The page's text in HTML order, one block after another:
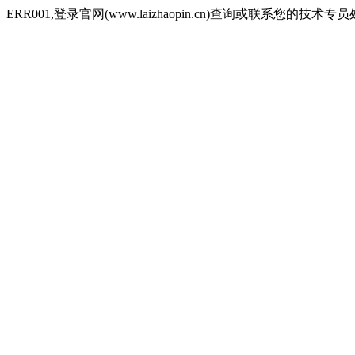
ERR001,登录官网(www.laizhaopin.cn)查询或联系您的技术专员